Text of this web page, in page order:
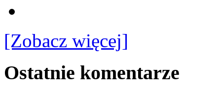
[Zobacz więcej]
Ostatnie komentarze